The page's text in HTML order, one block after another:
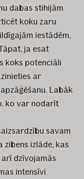
dabas stihijām
koku zaru
iestādēm,
ja esat
koks potenciāli
ar
Labāk
ko var nodarīt
savam
zibens izlāde, kas
dzīvojamās
intensīvi